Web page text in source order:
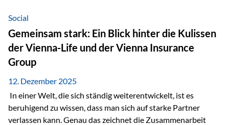
hinzukommen, spielt nicht nur die Rendite eine Rolle. Auch
steuerliche Effekte haben einen erheblichen Einfluss auf…
Social
Gemeinsam stark: Ein Blick hinter die Kulissen
der Vienna-Life und der Vienna Insurance
Group
12. Dezember 2025
In einer Welt, die sich ständig weiterentwickelt, ist es
beruhigend zu wissen, dass man sich auf starke Partner
verlassen kann. Genau das zeichnet die Zusammenarbeit